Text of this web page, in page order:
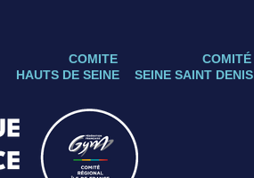
COMITÉ
COMITE
SEINE SAINT DENIS
HAUTS DE SEINE